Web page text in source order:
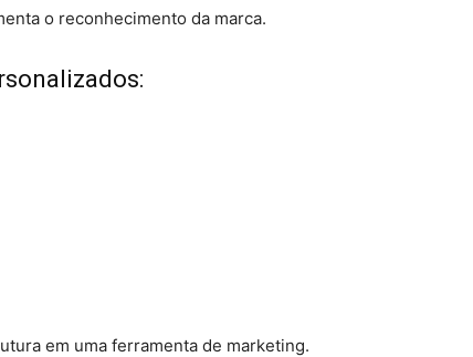
o reconhecimento da marca.
em uma ferramenta de marketing.